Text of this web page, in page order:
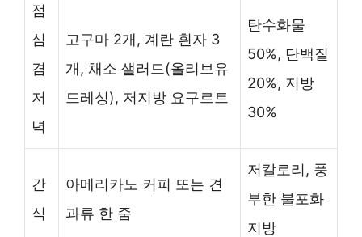
점
심
겸
저
녁
고구마 2개, 계란 흰자 3
개, 채소 샐러드(올리브유
드레싱), 저지방 요구르트
탄수화물
50%, 단백질
20%, 지방
30%
간
식
아메리카노 커피 또는 견
과류 한 줌
저칼로리, 풍
부한 불포화
지방